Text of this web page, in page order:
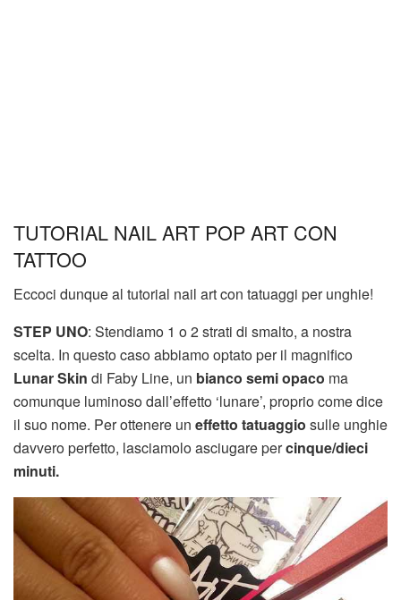
TUTORIAL NAIL ART POP ART CON
TATTOO
Eccoci dunque al tutorial nail art con tatuaggi per unghie!
STEP UNO: Stendiamo 1 o 2 strati di smalto, a nostra
scelta. In questo caso abbiamo optato per il magnifico
Lunar Skin di Faby Line, un bianco semi opaco ma
comunque luminoso dall’effetto ‘lunare’, proprio come dice
il suo nome. Per ottenere un effetto tatuaggio sulle unghie
davvero perfetto, lasciamolo asciugare percinque/dieci
minuti.